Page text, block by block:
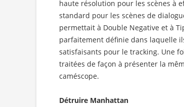
haute résolution pour les scènes à
standard pour les scènes de
permettait à Double Negative et à
parfaitement définie dans laquelle
satisfaisants pour le tracking. Une
traitées de façon à présenter la
caméscope.
Détruire Manhattan